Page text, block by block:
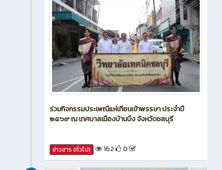
ร่วมกิจกรรมประเพณีแห่เทียนเข้าพรรษา ประจำปี
๒๕๖๙ ณ เทศบาลเมืองบ้านบึง จังหวัดชลบุรี
ข่าวสาร (ทั่วไป) 162 0